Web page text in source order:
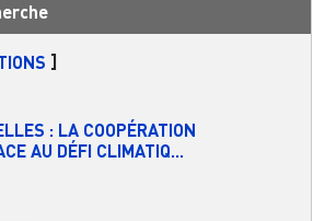
]
: LA COOPÉRATION
AU DÉFI CLIMATIQ...